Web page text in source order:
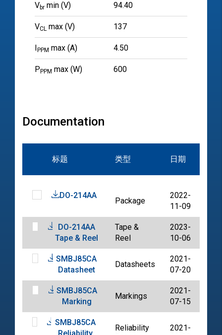
Vbr min (V) 94.40
VCL max (V) 137
PPM max (A) 4.50
P PPM max (W) 600
Documentation
标题 类型 日期
DO-214AA
Package
2022-
11-09
DO-214AA
Tape & Reel
Tape &
Reel
2023-
10-06
SMBJ85CA
Datasheet
Datasheets
2021-
07-20
SMBJ85CA
Marking
Markings
2021-
07-15
SMBJ85CA
Reliability
2021-